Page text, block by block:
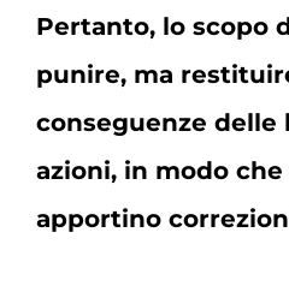
Pertanto, lo scopo
punire, ma
conseguenze delle
azioni, in modo
apportino